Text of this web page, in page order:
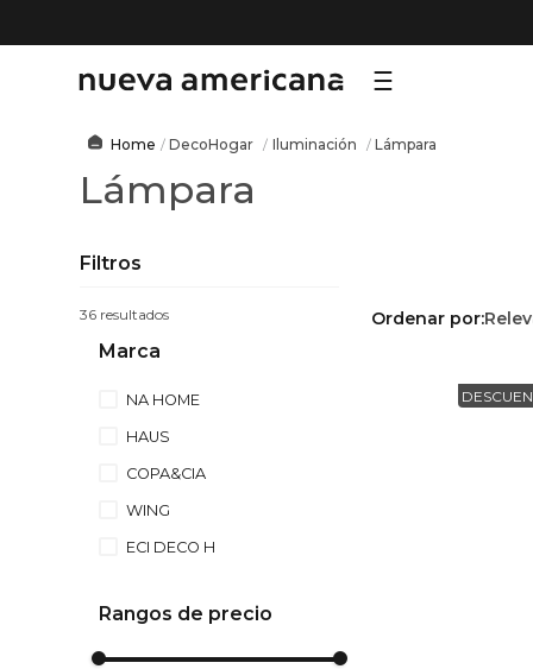
6.
DecoHogar Iluminación Lámpara
Lámpara
Filtros
36
Marca
NA HOME
HAUS
COPA&CIA
WING
ECI DECO H
Rangos de precio
Ordenar por